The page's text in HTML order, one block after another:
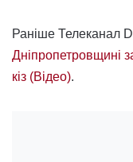
Раніше Телеканал
Дніпропетровщині
кіз (Відео).